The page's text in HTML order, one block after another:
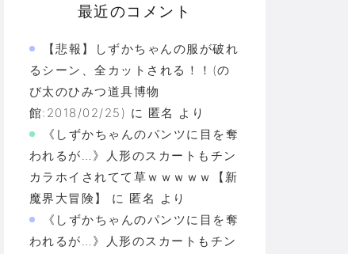
最近のコメント
【悲報】しずかちゃんの服が破れ
るシーン、全カットされる！！(の
び太のひみつ道具博物
館:2018/02/25) に 匿名 より
《しずかちゃんのパンツに目を奪
われるが…》人形のスカートもチン
カラホイされてて草ｗｗｗｗｗ【新
魔界大冒険】
に 匿名 より
《しずかちゃんのパンツに目を奪
われるが…》人形のスカートもチン